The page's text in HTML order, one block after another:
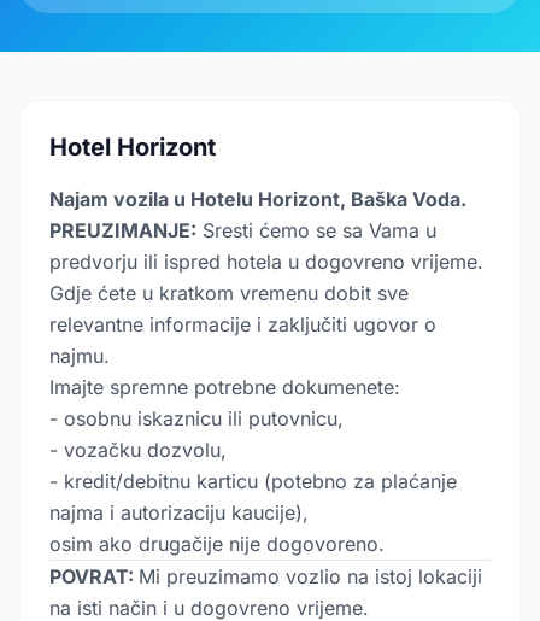
Hotel Horizont
Najam vozila u Hotelu Horizont, Baška Voda.
PREUZIMANJE: Sresti ćemo se sa Vama u
predvorju ili ispred hotela u dogovreno vrijeme.
Gdje ćete u kratkom vremenu dobit sve
relevantne informacije i zaključiti ugovor o
najmu.
Imajte spremne potrebne dokumenete:
- osobnu iskaznicu ili putovnicu,
- vozačku dozvolu,
- kredit/debitnu karticu (potebno za plaćanje
najma i autorizaciju kaucije),
osim ako drugačije nije dogovoreno.
POVRAT: Mi preuzimamo vozlio na istoj lokaciji
na isti način i u dogovreno vrijeme.